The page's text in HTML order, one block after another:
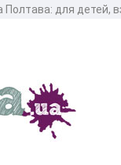
Полтава: для детей,